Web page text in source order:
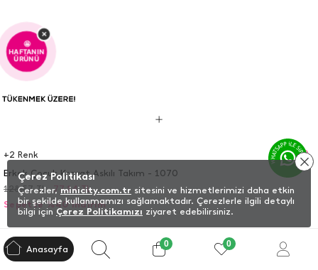
Sepette %40 İndirim
77,14 TL
128,57 TL
+2 Renk
Erkek Çocuk Kravat Askılı Takım - 1070
🤩
HAFTANIN
ÜRÜNÜ
×
Anasayfa 0 0
Çerez Politikası
Çerezler, minicity.com.tr sitesini ve hizmetlerimizi daha etkin
bir şekilde kullanmamızı sağlamaktadır. Çerezlerle ilgili detaylı
bilgi için Çerez Politikamızı ziyaret edebilirsiniz.